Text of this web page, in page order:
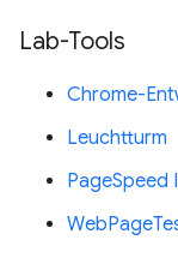
Lab-Tools
Chrome-
Leuchtturm
PageSpeed